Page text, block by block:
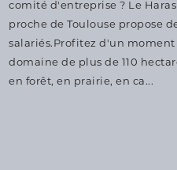
comité d'entreprise ? Le
proche de Toulouse propose
salariés.Profitez d'un
domaine de plus de 110
en forêt, en prairie, en ca...